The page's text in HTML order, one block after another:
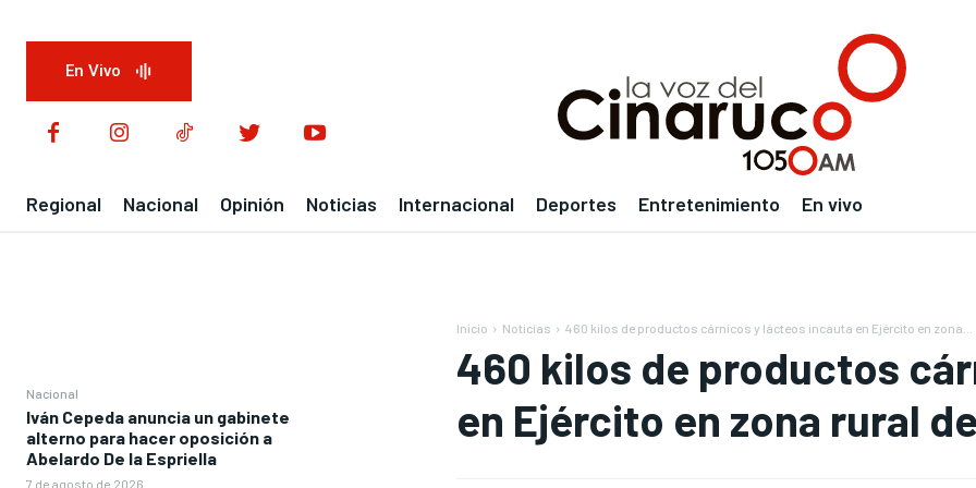
En Vivo
Regional Nacional Opinión Noticias Internacional Deportes Entretenimiento En vivo
Nacional
Iván Cepeda anuncia un gabinete
alterno para hacer oposición a
Abelardo De la Espriella
7 de agosto de 2026
Inicio Noticias 460 kilos de productos cárnicos y lácteos incauta en Ejército en zona...
460 kilos de productos
en Ejército en zona rural